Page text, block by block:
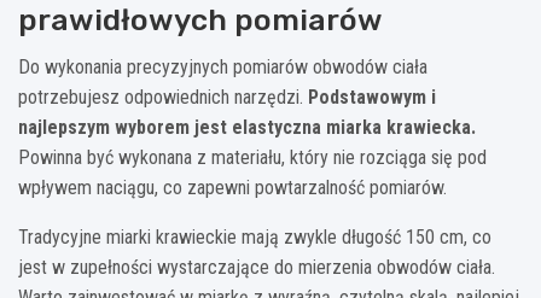
prawidłowych pomiarów
Do wykonania precyzyjnych pomiarów obwodów ciała
potrzebujesz odpowiednich narzędzi. Podstawowym i
najlepszym wyborem jest elastyczna miarka krawiecka.
Powinna być wykonana z materiału, który nie rozciąga się pod
wpływem naciągu, co zapewni powtarzalność pomiarów.
Tradycyjne miarki krawieckie mają zwykle długość 150 cm, co
jest w zupełności wystarczające do mierzenia obwodów ciała.